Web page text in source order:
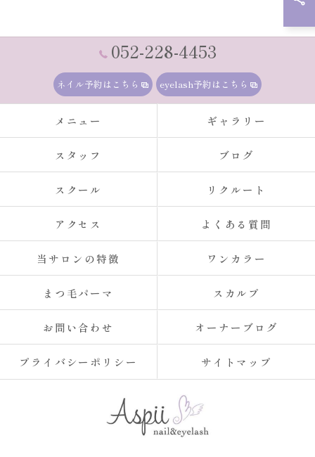
052-228-4453
ネイル予約はこちら eyelash予約はこちら
メニュー ギャラリー
スタッフ ブログ
スクール リクルート
アクセス よくある質問
当サロンの特徴 ワンカラー
まつ毛パーマ スカルプ
お問い合わせ オーナーブログ
プライバシーポリシー サイトマップ